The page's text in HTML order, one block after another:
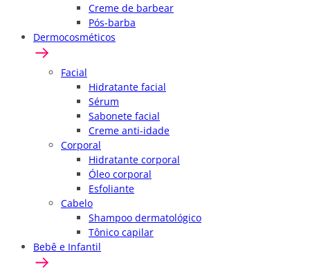
Creme de barbear
Pós-barba
Dermocosméticos
Facial
Hidratante facial
Sérum
Sabonete facial
Creme anti-idade
Corporal
Hidratante corporal
Óleo corporal
Esfoliante
Cabelo
Shampoo dermatológico
Tônico capilar
Bebê e Infantil